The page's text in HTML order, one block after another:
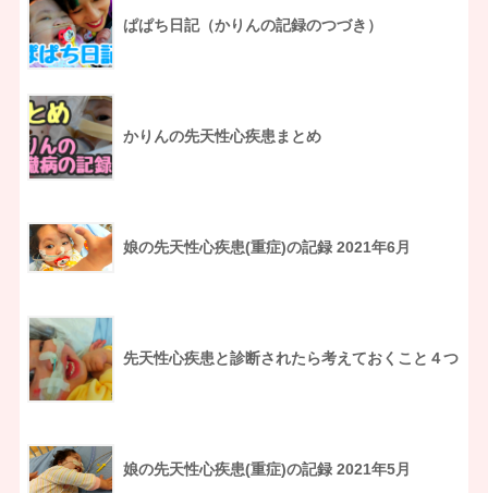
ぱぱち日記（かりんの記録のつづき）
かりんの先天性心疾患まとめ
娘の先天性心疾患(重症)の記録 2021年6月
先天性心疾患と診断されたら考えておくこと４つ
娘の先天性心疾患(重症)の記録 2021年5月